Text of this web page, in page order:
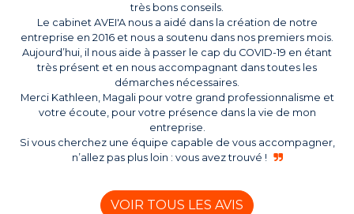
très bons conseils.
Le cabinet AVEI'A nous a aidé dans la création de notre
entreprise en 2016 et nous a soutenu dans nos premiers mois.
Aujourd’hui, il nous aide à passer le cap du COVID-19 en étant
très présent et en nous accompagnant dans toutes les
démarches nécessaires.
Merci Kathleen, Magali pour votre grand professionnalisme et
votre écoute, pour votre présence dans la vie de mon
entreprise.
Si vous cherchez une équipe capable de vous accompagner,
n’allez pas plus loin : vous avez trouvé !
VOIR TOUS LES AVIS